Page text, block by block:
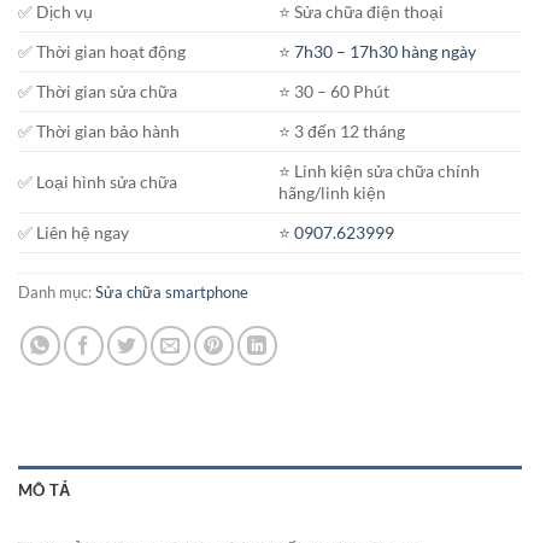
✅ Dịch vụ
⭐️ Sửa chữa điện thoại
✅ Thời gian hoạt động
⭐️7h30 – 17h30 hàng ngày
✅ Thời gian sửa chữa
⭐️ 30 – 60 Phút
✅ Thời gian bảo hành
⭐️ 3 đến 12 tháng
✅ Loại hình sửa chữa
⭐️ Linh kiện sửa chữa chính
hãng/linh kiện
✅ Liên hệ ngay
⭐️0907.623999
Danh mục:Sửa chữa smartphone
MÔ TẢ